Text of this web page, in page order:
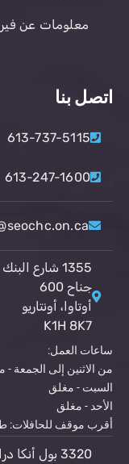
معلومات عن
اتصل بنا
613-737-5115
613-247-1600
1355 شارع البنك 1355
جناح 600
أوتاوا، أونتاريو
K1H 8K7
ساعات العمل:
من الاثنين إلى الجمعة - من 8:30 صباحاً إلى 4:30
السبت - مغلق
الأحد - مغلق
أقرب موقف للحافلات: طرق
3320 بول أنكا درايف 3320